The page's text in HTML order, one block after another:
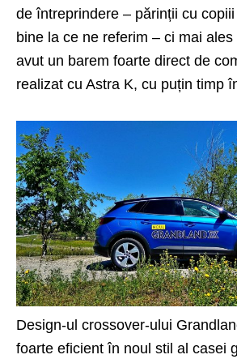
de întreprindere – părinții cu
bine la ce ne referim – ci mai
avut un barem foarte direct de
realizat cu Astra K, cu puțin timp
Design-ul crossover-ului
foarte eficient în noul stil al casei